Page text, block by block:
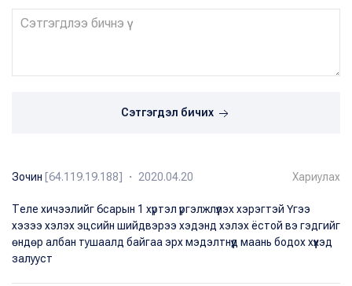
Сэтгэгдэл бичих
Зочин [64.119.19.188] ・ 2020.04.20 Хариулах
Теле хичээлийг 6сарын 1 хүртэл үргэлжлүүлэх хэрэгтэй Үгээ
хэзээ хэлэх эцсийн шийдвэрээ хэдэнд хэлэх ёстой вэ гэдгийг
өндөр албан тушаалд байгаа эрх мэдэлтнүүд маань бодох хүүхэд
залууст